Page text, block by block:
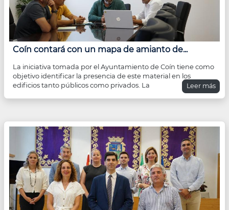
Coín contará con un mapa de amianto de...
La iniciativa tomada por el Ayuntamiento de Coín tiene como
objetivo identificar la presencia de este material en los
edificios tanto públicos como privados. La
Leer más